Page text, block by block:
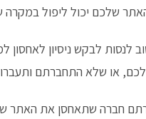
שלכם יכול ליפול
לנסות לבקש ניסיון
או שלא התחברתם
חברה שתאחסן את האתר